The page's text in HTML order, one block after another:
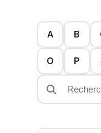
A B
O P